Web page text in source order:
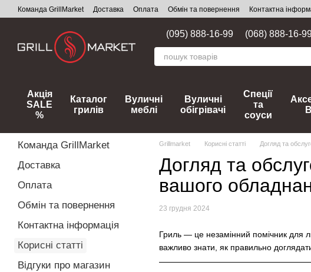
Перейти до основного контенту
Команда GrillMarket Доставка Оплата Обмін та повернення Контактна
(095) 888-16-99 (068) 888-16-
Акція
SALE
%
Каталог
грилів
Вуличні
меблі
Вуличні
обігрівачі
Спеції
та
соуси
Grillmarket Корисні статті Догляд та
Догляд та
вашого
23 грудня 2024
Гриль — це незамінний помічник для
важливо знати, як правильно
Команда GrillMarket
Доставка
Оплата
Обмін та повернення
Контактна інформація
Корисні статті
Відгуки про магазин